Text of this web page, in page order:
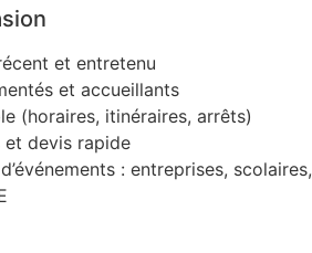
et entretenu
et accueillants
(horaires, itinéraires, arrêts)
et devis rapide
: entreprises, scolaires,